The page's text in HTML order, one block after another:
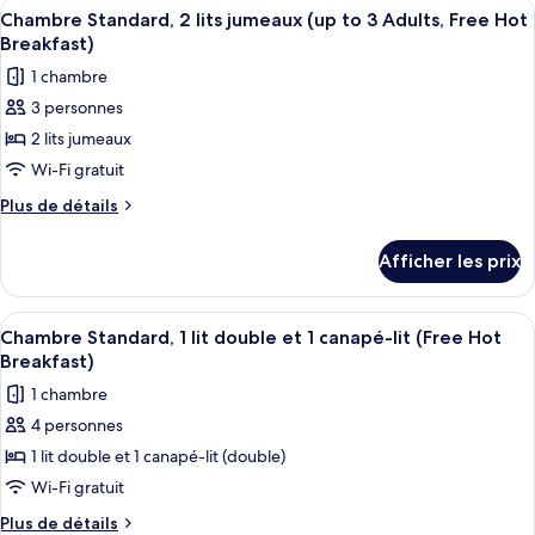
lit
double
(up
to
2
Adults,
Free
Hot
1
lit
(up
to
Adults,
Free
Breakfast)
Afficher
toutes
les
photos
pour
ce
type
de
Standard,
2
lits
jumeaux
(up
to
3
Adults,
Free
Hot
7
Chambre Standard, 2 lits jumeaux (up to 3 Adults, Free Hot
Breakfast)
1 chambre
3 personnes
2 lits jumeaux
Wi-Fi gratuit
Plus de détails
Plus
Chambre
Standard,
2
lits
(up
to
Adults,
Free
Breakfast)
Afficher les prix
Afficher
toutes
les
photos
pour
ce
type
de
Une chambre d’hôtel avec deux lits,
7
Chambre Standard, 1 lit double et 1 canapé-lit (Free Hot
Breakfast)
1 chambre
4 personnes
1 lit double et 1 canapé-lit (double)
Wi-Fi gratuit
Plus de détails
Plus